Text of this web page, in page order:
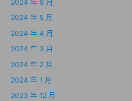
2024 年 6 月
2024 年 5 月
2024 年 4 月
2024 年 3 月
2024 年 2 月
2024 年 1 月
2023 年 12 月